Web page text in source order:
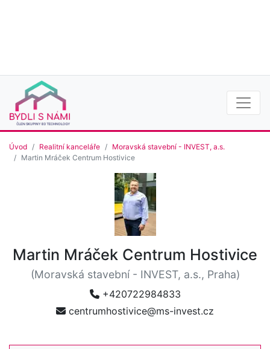
Úvod Realitní kanceláře
Moravská stavební - INVEST, a.s.
Martin Mráček Centrum Hostivice
Martin Mráček Centrum Hostivice
(Moravská stavební - INVEST, a.s., Praha)
+420722984833
centrumhostivice@ms-invest.cz